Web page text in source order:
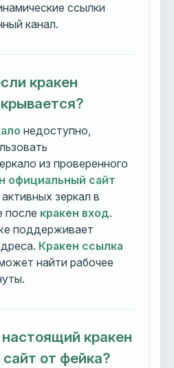
ссылки
канал.
кракен
недоступно,
из проверенного
официальный сайт
зеркал в
после кракен вход.
поддерживает
Кракен ссылка
найти рабочее
кракен
от фейка?